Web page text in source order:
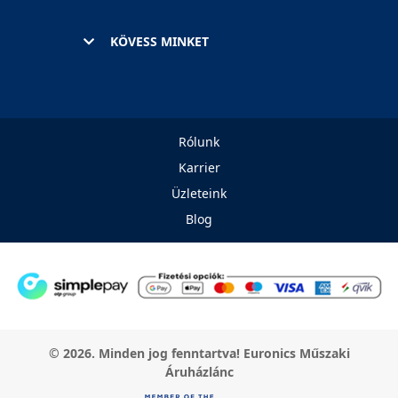
KÖVESS MINKET
Rólunk
Karrier
Üzleteink
Blog
© 2026. Minden jog fenntartva! Euronics Műszaki
Áruházlánc